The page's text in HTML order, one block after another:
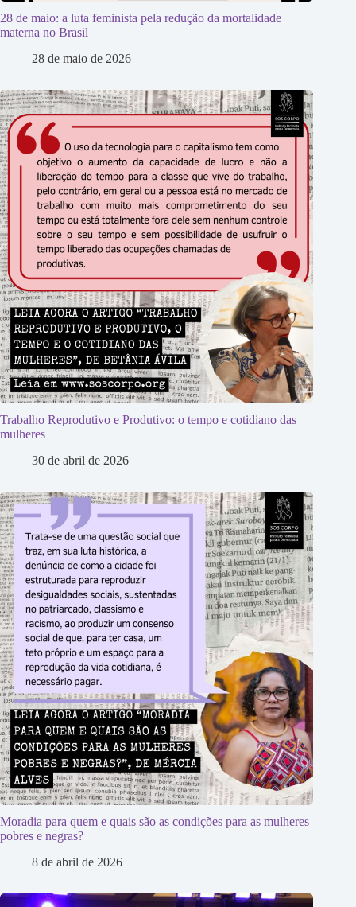
28 de maio: a luta feminista pela redução da mortalidade
materna no Brasil
28 de maio de 2026
Trabalho Reprodutivo e Produtivo: o tempo e cotidiano das
mulheres
30 de abril de 2026
Moradia para quem e quais são as condições para as mulheres
pobres e negras?
8 de abril de 2026